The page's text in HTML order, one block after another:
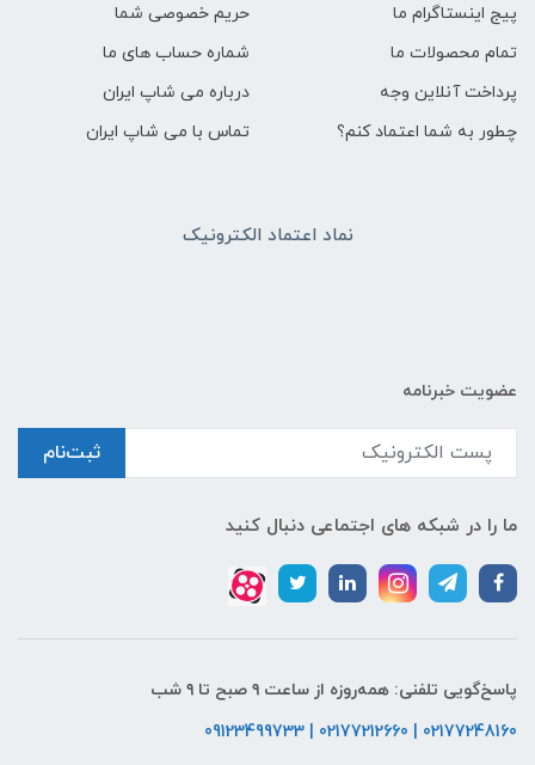
پیج اینستاگرام ما
تمام محصولات ما
پرداخت آنلاین وجه
چطور به شما اعتماد کنم؟
حریم خصوصی شما
شماره حساب های ما
درباره می شاپ ایران
تماس با می شاپ ایران
نماد اعتماد الکترونیک
عضویت خبرنامه
ثبت‌نام
ما را در شبکه های اجتماعی دنبال کنید
پاسخ‌گویی تلفنی: همه‌روزه از ساعت ۹ صبح تا ۹ شب
02177248160 | 02177212660 | 09123499733